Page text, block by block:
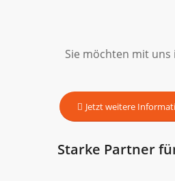
Sie möchten mit uns
Jetzt weitere
Starke Partner